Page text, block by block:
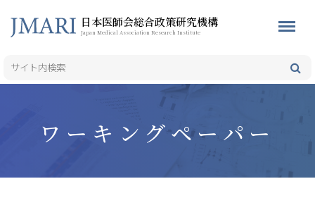
日本医師会総合政策研究機構
Japan Medical Association Research Institute
ワーキングペーパー